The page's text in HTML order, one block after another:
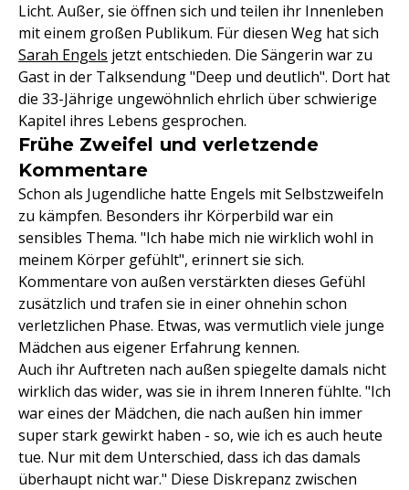
Licht. Außer, sie öffnen sich und teilen ihr Innenleben
mit einem großen Publikum. Für diesen Weg hat sich
Sarah Engels jetzt entschieden. Die Sängerin war zu
Gast in der Talksendung "Deep und deutlich". Dort hat
die 33-Jährige ungewöhnlich ehrlich über schwierige
Kapitel ihres Lebens gesprochen.
Frühe Zweifel und verletzende
Kommentare
Schon als Jugendliche hatte Engels mit Selbstzweifeln
zu kämpfen. Besonders ihr Körperbild war ein
sensibles Thema. "Ich habe mich nie wirklich wohl in
meinem Körper gefühlt", erinnert sie sich.
Kommentare von außen verstärkten dieses Gefühl
zusätzlich und trafen sie in einer ohnehin schon
verletzlichen Phase. Etwas, was vermutlich viele junge
Mädchen aus eigener Erfahrung kennen.
Auch ihr Auftreten nach außen spiegelte damals nicht
wirklich das wider, was sie in ihrem Inneren fühlte. "Ich
war eines der Mädchen, die nach außen hin immer
super stark gewirkt haben - so, wie ich es auch heute
tue. Nur mit dem Unterschied, dass ich das damals
überhaupt nicht war." Diese Diskrepanz zwischen